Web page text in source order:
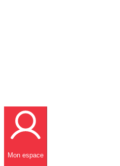
Mon espace